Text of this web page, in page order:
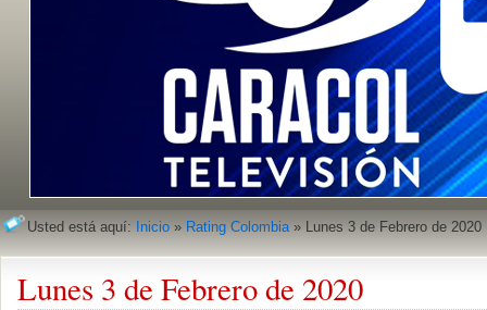
Usted está aquí: Inicio » Rating Colombia» Lunes 3 de Febrero de 2020
Lunes 3 de Febrero de 2020